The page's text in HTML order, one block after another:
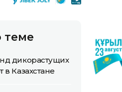
теме
дикорастущих
в Казахстане